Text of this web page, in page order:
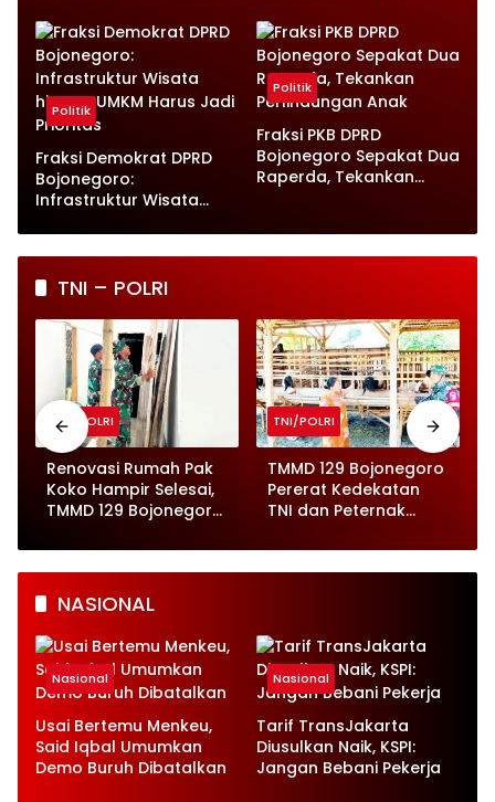
Anak
Instruksi
Politik
Fraksi Demokrat DPRD
Bojonegoro:
Infrastruktur Wisata
Politik
Fraksi PKB DPRD
Bojonegoro Sepakat Dua
Raperda, Tekankan
TNI – POLRI
TNI/POLRI
Renovasi Rumah Pak
Koko Hampir Selesai,
TMMD 129 Bojonegoro
Pesat
TNI/POLRI
TMMD 129 Bojonegoro
Pererat Kedekatan
TNI dan Peternak
NASIONAL
Nasional
Usai Bertemu Menkeu,
Said Iqbal Umumkan
Demo Buruh Dibatalkan
Nasional
Tarif TransJakarta
Diusulkan Naik, KSPI:
Jangan Bebani Pekerja